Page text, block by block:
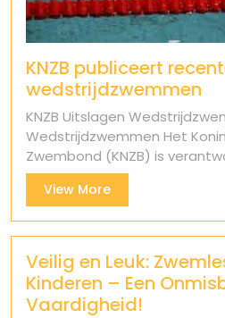
KNZB publiceert
wedstrijdzwemmen
KNZB Uitslagen
Wedstrijdzwemmen Het
Zwembond (KNZB) is
View MoreView
More
Veilig en Leuk:
Kinderen – Een
Vaardigheid!